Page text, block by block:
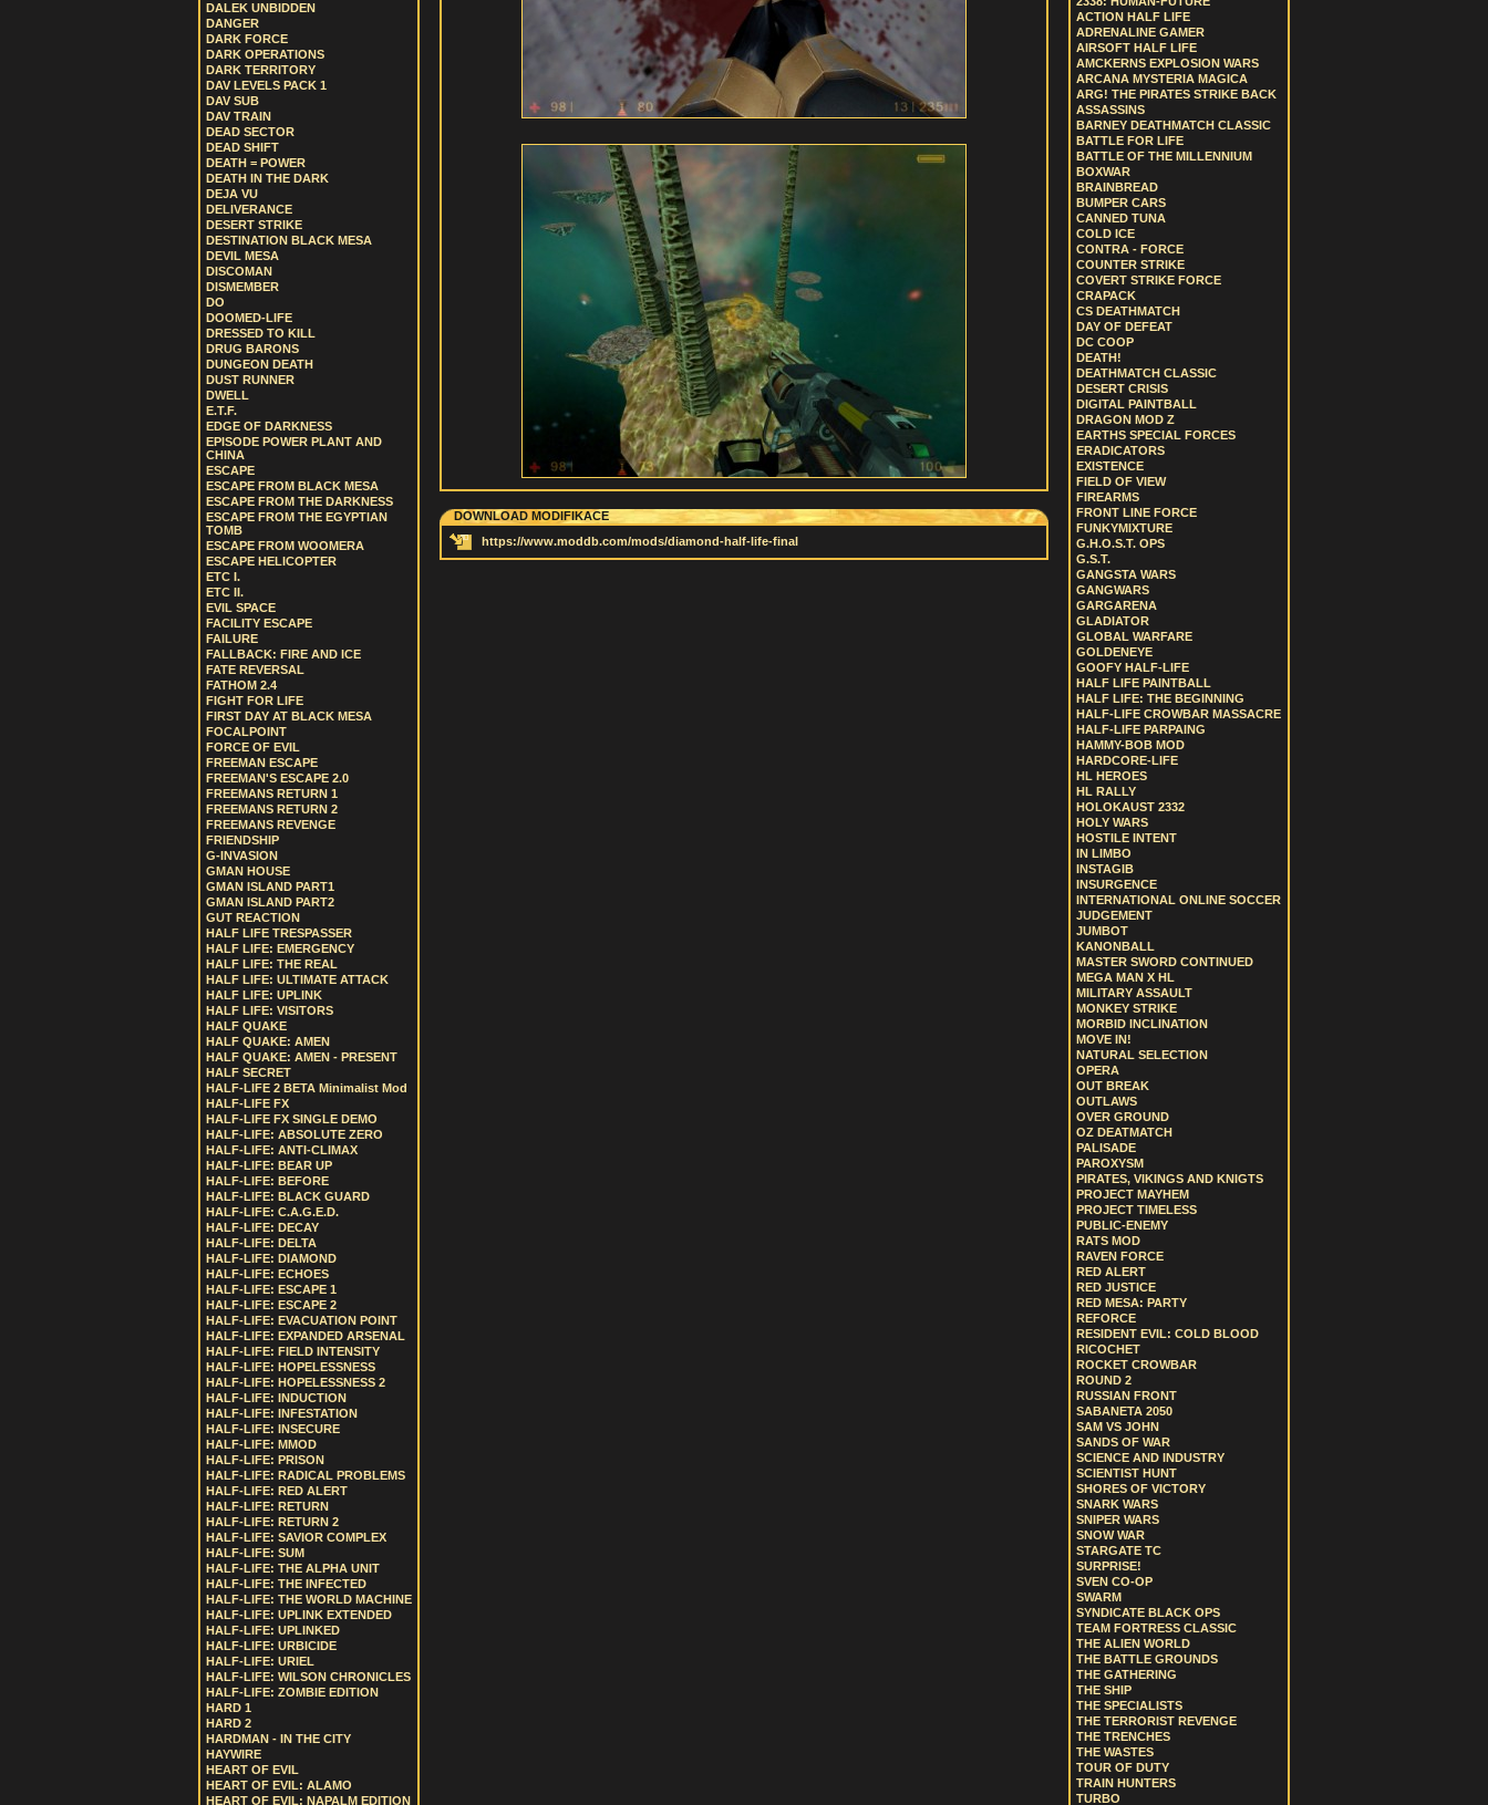
DALEK UNBIDDEN
DANGER
DARK FORCE
DARK OPERATIONS
DARK TERRITORY
DAV LEVELS PACK 1
DAV SUB
DAV TRAIN
DEAD SECTOR
DEAD SHIFT
DEATH = POWER
DEATH IN THE DARK
DEJA VU
DELIVERANCE
DESERT STRIKE
DESTINATION BLACK MESA
DEVIL MESA
DISCOMAN
DISMEMBER
DO
DOOMED-LIFE
DRESSED TO KILL
DRUG BARONS
DUNGEON DEATH
DUST RUNNER
DWELL
E.T.F.
EDGE OF DARKNESS
EPISODE POWER PLANT AND
CHINA
ESCAPE
ESCAPE FROM BLACK MESA
ESCAPE FROM THE DARKNESS
ESCAPE FROM THE EGYPTIAN
TOMB
ESCAPE FROM WOOMERA
ESCAPE HELICOPTER
ETC I.
ETC II.
EVIL SPACE
FACILITY ESCAPE
FAILURE
FALLBACK: FIRE AND ICE
FATE REVERSAL
FATHOM 2.4
FIGHT FOR LIFE
FIRST DAY AT BLACK MESA
FOCALPOINT
FORCE OF EVIL
FREEMAN ESCAPE
FREEMAN'S ESCAPE 2.0
FREEMANS RETURN 1
FREEMANS RETURN 2
FREEMANS REVENGE
FRIENDSHIP
G-INVASION
GMAN HOUSE
GMAN ISLAND PART1
GMAN ISLAND PART2
GUT REACTION
HALF LIFE TRESPASSER
HALF LIFE: EMERGENCY
HALF LIFE: THE REAL
HALF LIFE: ULTIMATE ATTACK
HALF LIFE: UPLINK
HALF LIFE: VISITORS
HALF QUAKE
HALF QUAKE: AMEN
HALF QUAKE: AMEN - PRESENT
HALF SECRET
HALF-LIFE 2 BETA Minimalist Mod
HALF-LIFE FX
HALF-LIFE FX SINGLE DEMO
HALF-LIFE: ABSOLUTE ZERO
HALF-LIFE: ANTI-CLIMAX
HALF-LIFE: BEAR UP
HALF-LIFE: BEFORE
HALF-LIFE: BLACK GUARD
HALF-LIFE: C.A.G.E.D.
HALF-LIFE: DECAY
HALF-LIFE: DELTA
HALF-LIFE: DIAMOND
HALF-LIFE: ECHOES
HALF-LIFE: ESCAPE 1
HALF-LIFE: ESCAPE 2
HALF-LIFE: EVACUATION POINT
HALF-LIFE: EXPANDED ARSENAL
HALF-LIFE: FIELD INTENSITY
HALF-LIFE: HOPELESSNESS
HALF-LIFE: HOPELESSNESS 2
HALF-LIFE: INDUCTION
HALF-LIFE: INFESTATION
HALF-LIFE: INSECURE
HALF-LIFE: MMOD
HALF-LIFE: PRISON
HALF-LIFE: RADICAL PROBLEMS
HALF-LIFE: RED ALERT
HALF-LIFE: RETURN
HALF-LIFE: RETURN 2
HALF-LIFE: SAVIOR COMPLEX
HALF-LIFE: SUM
HALF-LIFE: THE ALPHA UNIT
HALF-LIFE: THE INFECTED
HALF-LIFE: THE WORLD MACHINE
HALF-LIFE: UPLINK EXTENDED
HALF-LIFE: UPLINKED
HALF-LIFE: URBICIDE
HALF-LIFE: URIEL
HALF-LIFE: WILSON CHRONICLES
HALF-LIFE: ZOMBIE EDITION
HARD 1
HARD 2
HARDMAN - IN THE CITY
HAYWIRE
HEART OF EVIL
HEART OF EVIL: ALAMO
HEART OF EVIL: NAPALM EDITION
DOWNLOAD MODIFIKACE
https://www.moddb.com/mods/diamond-half-life-final
ACTION HALF LIFE
ADRENALINE GAMER
AIRSOFT HALF LIFE
AMCKERNS EXPLOSION WARS
ARCANA MYSTERIA MAGICA
ARG! THE PIRATES STRIKE BACK
ASSASSINS
BARNEY DEATHMATCH CLASSIC
BATTLE FOR LIFE
BATTLE OF THE MILLENNIUM
BOXWAR
BRAINBREAD
BUMPER CARS
CANNED TUNA
COLD ICE
CONTRA - FORCE
COUNTER STRIKE
COVERT STRIKE FORCE
CRAPACK
CS DEATHMATCH
DAY OF DEFEAT
DC COOP
DEATH!
DEATHMATCH CLASSIC
DESERT CRISIS
DIGITAL PAINTBALL
DRAGON MOD Z
EARTHS SPECIAL FORCES
ERADICATORS
EXISTENCE
FIELD OF VIEW
FIREARMS
FRONT LINE FORCE
FUNKYMIXTURE
G.H.O.S.T. OPS
G.S.T.
GANGSTA WARS
GANGWARS
GARGARENA
GLADIATOR
GLOBAL WARFARE
GOLDENEYE
GOOFY HALF-LIFE
HALF LIFE PAINTBALL
HALF LIFE: THE BEGINNING
HALF-LIFE CROWBAR MASSACRE
HALF-LIFE PARPAING
HAMMY-BOB MOD
HARDCORE-LIFE
HL HEROES
HL RALLY
HOLOKAUST 2332
HOLY WARS
HOSTILE INTENT
IN LIMBO
INSTAGIB
INSURGENCE
INTERNATIONAL ONLINE SOCCER
JUDGEMENT
JUMBOT
KANONBALL
MASTER SWORD CONTINUED
MEGA MAN X HL
MILITARY ASSAULT
MONKEY STRIKE
MORBID INCLINATION
MOVE IN!
NATURAL SELECTION
OPERA
OUT BREAK
OUTLAWS
OVER GROUND
OZ DEATMATCH
PALISADE
PAROXYSM
PIRATES, VIKINGS AND KNIGTS
PROJECT MAYHEM
PROJECT TIMELESS
PUBLIC-ENEMY
RATS MOD
RAVEN FORCE
RED ALERT
RED JUSTICE
RED MESA: PARTY
REFORCE
RESIDENT EVIL: COLD BLOOD
RICOCHET
ROCKET CROWBAR
ROUND 2
RUSSIAN FRONT
SABANETA 2050
SAM VS JOHN
SANDS OF WAR
SCIENCE AND INDUSTRY
SCIENTIST HUNT
SHORES OF VICTORY
SNARK WARS
SNIPER WARS
SNOW WAR
STARGATE TC
SURPRISE!
SVEN CO-OP
SWARM
SYNDICATE BLACK OPS
TEAM FORTRESS CLASSIC
THE ALIEN WORLD
THE BATTLE GROUNDS
THE GATHERING
THE SHIP
THE SPECIALISTS
THE TERRORIST REVENGE
THE TRENCHES
THE WASTES
TOUR OF DUTY
TRAIN HUNTERS
TURBO